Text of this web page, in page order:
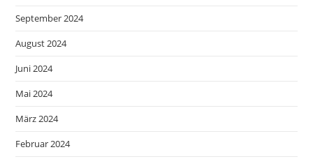
September 2024
August 2024
Juni 2024
Mai 2024
März 2024
Februar 2024